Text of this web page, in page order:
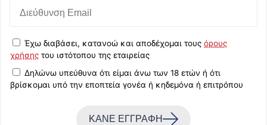
Έχω διαβάσει, κατανοώ και αποδέχομαι τους όρους
χρήσης του ιστότοπου της εταιρείας
Δηλώνω υπεύθυνα ότι είμαι άνω των 18 ετών ή ότι
βρίσκομαι υπό την εποπτεία γονέα ή κηδεμόνα ή επιτρόπου
ΚΑΝΕ ΕΓΓΡΑΦΗ